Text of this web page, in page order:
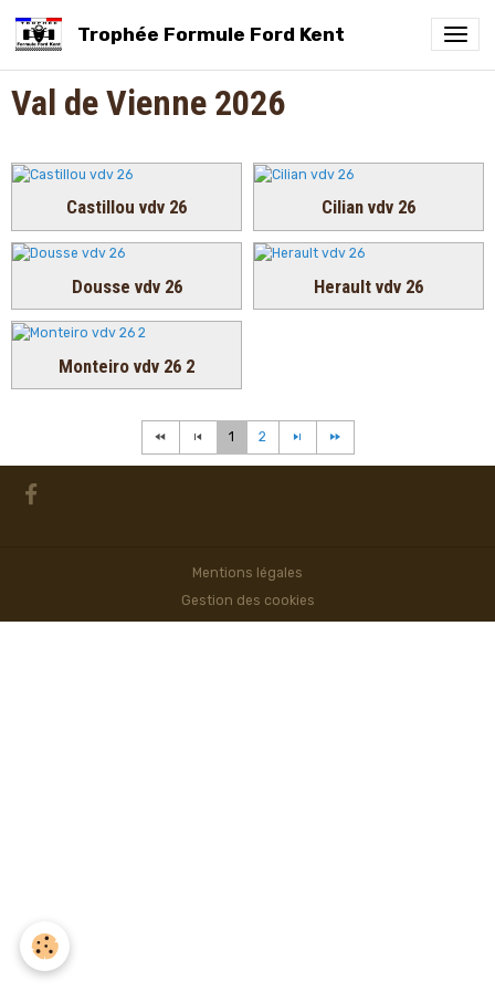
Trophée Formule Ford Kent
Val de Vienne 2026
Castillou vdv 26 Cilian vdv 26
Dousse vdv 26 Herault vdv 26
Monteiro vdv 26 2
1 2
Mentions légales
Gestion des cookies